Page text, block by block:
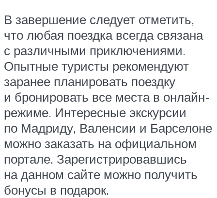
В завершение следует отметить,
что любая поездка всегда связана
с различными приключениями.
Опытные туристы рекомендуют
заранее планировать поездку
и бронировать все места в онлайн-
режиме. Интересные экскурсии
по Мадриду, Валенсии и Барселоне
можно заказать на официальном
портале. Зарегистрировавшись
на данном сайте можно получить
бонусы в подарок.